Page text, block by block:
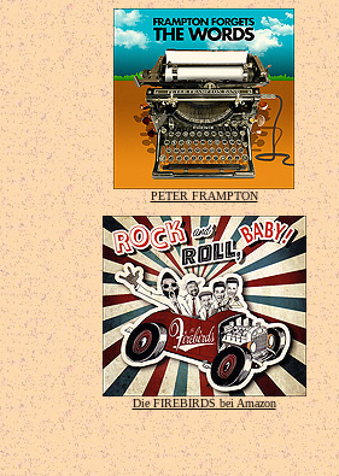
PETER FRAMPTON
Die FIREBIRDS bei Amazon